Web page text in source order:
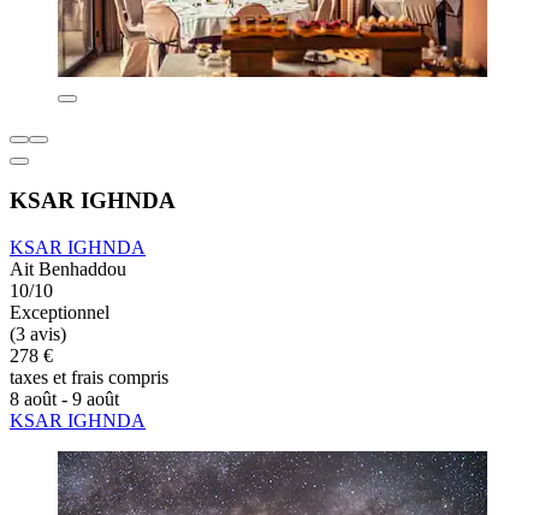
KSAR IGHNDA
KSAR IGHNDA
Ait Benhaddou
10/10
Exceptionnel
(3 avis)
278 €
taxes et frais compris
8 août - 9 août
KSAR IGHNDA